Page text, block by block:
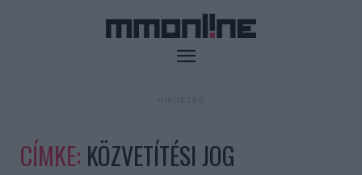
CÍMKE: KÖZVETÍTÉSI JOG